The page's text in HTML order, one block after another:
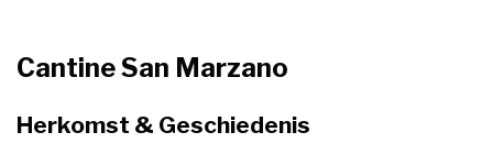
Cantine San Marzano
Herkomst & Geschiedenis